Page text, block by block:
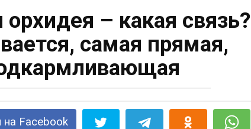
орхидея – какая связь?
самая прямая,
на Facebook